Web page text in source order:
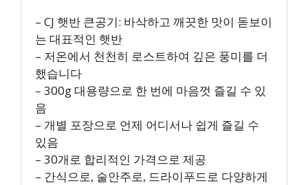
– CJ 햇반 큰공기: 바삭하고 깨끗한 맛이 돋보이
는 대표적인 햇반
– 저온에서 천천히 로스트하여 깊은 풍미를 더
했습니다
– 300g 대용량으로 한 번에 마음껏 즐길 수 있
음
– 개별 포장으로 언제 어디서나 쉽게 즐길 수
있음
– 30개로 합리적인 가격으로 제공
– 간식으로, 술안주로, 드라이푸드로 다양하게